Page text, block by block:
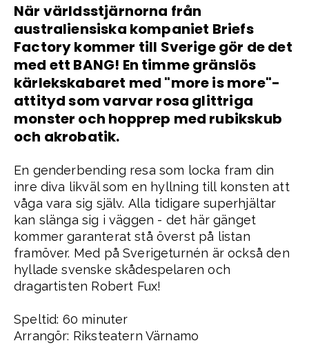
När världsstjärnorna från
australiensiska kompaniet Briefs
Factory kommer till Sverige gör de det
med ett BANG! En timme gränslös
kärlekskabaret med "more is more"-
attityd som varvar rosa glittriga
monster och hopprep med rubikskub
och akrobatik.
En genderbending resa som locka fram din
inre diva likväl som en hyllning till konsten att
våga vara sig själv. Alla tidigare superhjältar
kan slänga sig i väggen - det här gänget
kommer garanterat stå överst på listan
framöver. Med på Sverigeturnén är också den
hyllade svenske skådespelaren och
dragartisten Robert Fux!
Speltid: 60 minuter
Arrangör: Riksteatern Värnamo